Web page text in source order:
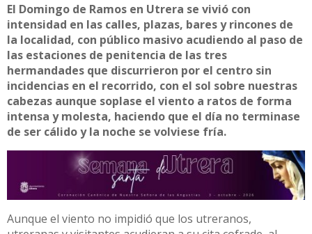
El Domingo de Ramos en Utrera se vivió con
intensidad en las calles, plazas, bares y rincones de
la localidad, con público masivo acudiendo al paso de
las estaciones de penitencia de las tres
hermandades que discurrieron por el centro sin
incidencias en el recorrido, con el sol sobre nuestras
cabezas aunque soplase el viento a ratos de forma
intensa y molesta, haciendo que el día no terminase
de ser cálido y la noche se volviese fría.
Aunque el viento no impidió que los utreranos,